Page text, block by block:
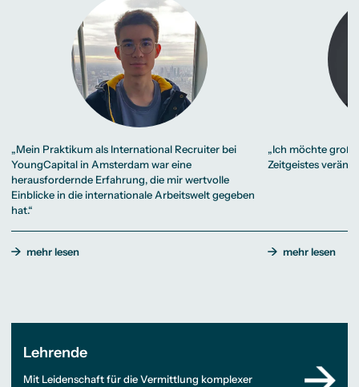
„Mein Praktikum als International Recruiter bei
YoungCapital in Amsterdam war eine
herausfordernde Erfahrung, die mir wertvolle
Einblicke in die internationale Arbeitswelt gegeben
hat.“
mehr lesen
„Ich möchte
Zeitgeistes
mehr lesen
Lehrende
Mit Leidenschaft für die Vermittlung komplexer